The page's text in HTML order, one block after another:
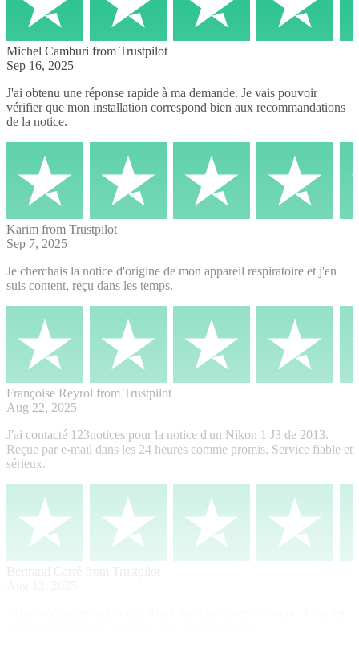
Michel Camburi from Trustpilot
Sep 16, 2025
J'ai obtenu une réponse rapide à ma demande. Je vais pouvoir
vérifier que mon installation correspond bien aux recommandations
de la notice.
Karim from Trustpilot
Sep 7, 2025
Je cherchais la notice d'origine de mon appareil respiratoire et j'en
suis content, reçu dans les temps.
Françoise Reyrol from Trustpilot
Aug 22, 2025
J'ai contacté 123notices pour la notice d'un Nikon 1 J3 de 2013.
Reçue par e-mail dans les 24 heures comme promis. Service fiable et
sérieux.